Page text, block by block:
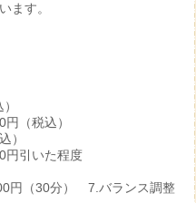
ます。
（税込）
）
円引いた程度
円（30分） 7.バランス調整